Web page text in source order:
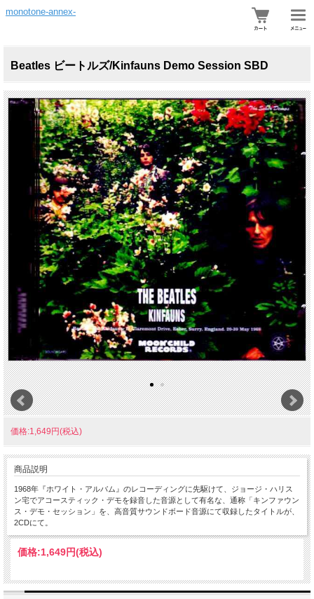
monotone-annex-
Beatles ビートルズ/Kinfauns Demo Session SBD
価格:1,649円(税込)
商品説明
1968年『ホワイト・アルバム』のレコーディングに先駆けて、ジョージ・ハリス
ン宅でアコースティック・デモを録音した音源として有名な、通称「キンファウン
ス・デモ・セッション」を、高音質サウンドボード音源にて収録したタイトルが、
2CDにて。
価格:1,649円(税込)